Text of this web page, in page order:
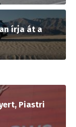
írja át a
Piastri